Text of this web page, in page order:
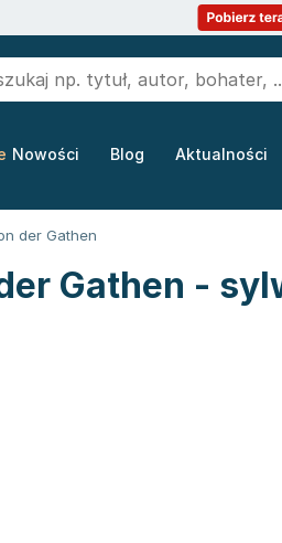
Nowości Blog Aktualności
der Gathen
Gathen -